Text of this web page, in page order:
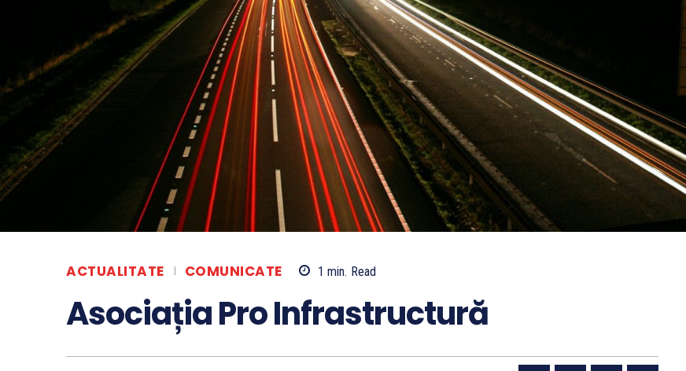
ACTUALITATE COMUNICATE 1 min. Read
Asociația Pro Infrastructură